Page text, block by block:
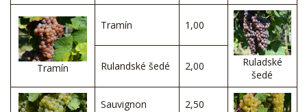
Tramín
Tramín 1,00
Ruladské
šedé
Rulandské šedé 2,00
Sauvignon 2,50